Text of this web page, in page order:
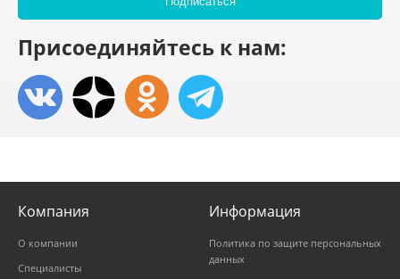
Присоединяйтесь к нам:
Компания
О компании
Специалисты
Информация
Политика по защите персональных
данных